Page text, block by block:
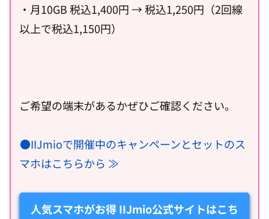
・月10GB 税込1,400円 → 税込1,250円（2回線
以上で税込1,150円）
ご希望の端末があるかぜひご確認ください。
●IIJmioで開催中のキャンペーンとセットのス
マホはこちらから ≫
人気スマホがお得 IIJmio公式サイトはこち